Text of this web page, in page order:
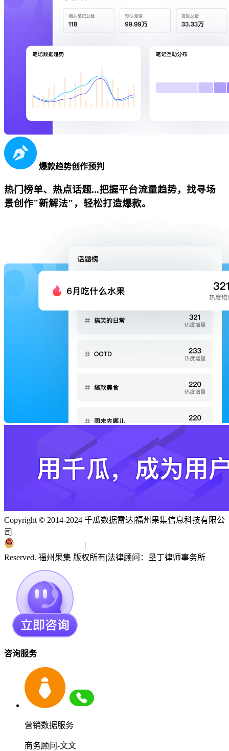
爆款趋势创作预判
热门榜单、热点话题...把握平台流量趋势，找寻场
景创作"新解法"，轻松打造爆款。
Copyright © 2014-2024 千瓜数据雷达|福州果集信息科技有限公
司
|
Reserved. 福州果集 版权所有|法律顾问：垦丁律师事务所
咨询服务
营销数据服务
商务顾问-文文